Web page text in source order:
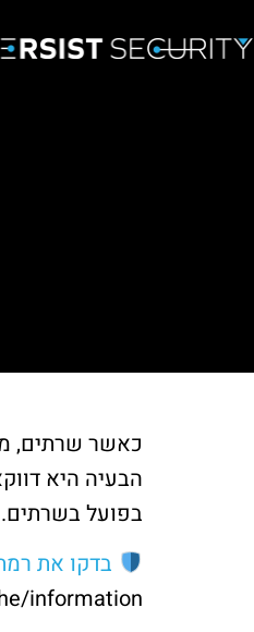
כאשר שרתים,
הבעיה היא
בפועל בשרתים. Persist Security מסייעת לארגונים בישראל לצמצם את הפער הזה דרך שילוב של
בדקו את
information